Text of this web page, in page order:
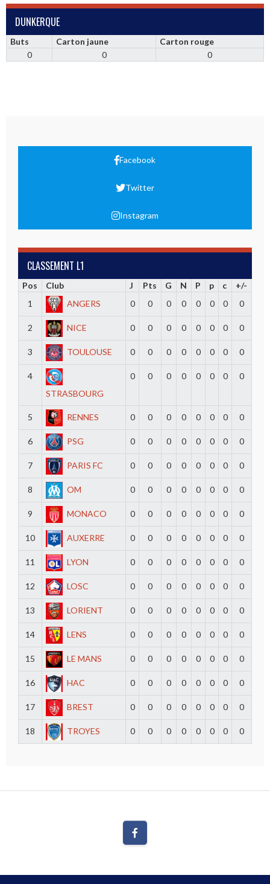
DUNKERQUE
Buts Carton jaune
Carton rouge
0
0 0
Facebook
Twitter
Instagram
CLASSEMENT L1
Pos Club J Pts G N P p c
+/-
1
ANGERS 0 0 0 0 0 0 0 0
2 NICE 0 0 0 0 0 0 0 0
3 TOULOUSE 0 0 0 0 0 0 0 0
4
STRASBOURG
0 0 0 0 0 0 0 0
5 RENNES 0 0 0 0 0 0 0 0
6 PSG 0 0 0 0 0 0 0 0
7 PARIS FC 0 0 0 0 0 0 0 0
8 OM 0 0 0 0 0 0 0 0
9 MONACO 0 0 0 0 0 0 0 0
10 AUXERRE 0 0 0 0 0 0 0 0
11 LYON 0 0 0 0 0 0 0 0
12 LOSC 0 0 0 0 0 0 0 0
13 LORIENT 0 0 0 0 0 0 0 0
14 LENS 0 0 0 0 0 0 0 0
15 LE MANS 0 0 0 0 0 0 0 0
16 HAC 0 0 0 0 0 0 0 0
17 BREST 0 0 0 0 0 0 0 0
18 TROYES 0 0 0 0 0 0 0 0